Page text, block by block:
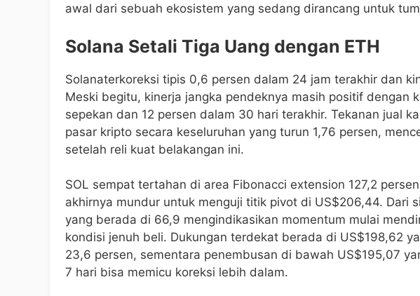
awal dari sebuah ekosistem yang sedang dirancang untuk
Solana Setali Tiga Uang dengan ETH
Solanaterkoreksi tipis 0,6 persen dalam 24 jam terakhir dan
Meski begitu, kinerja jangka pendeknya masih positif dengan
sepekan dan 12 persen dalam 30 hari terakhir. Tekanan jual
pasar kripto secara keseluruhan yang turun 1,76 persen,
setelah reli kuat belakangan ini.
SOL sempat tertahan di area Fibonacci extension 127,2
akhirnya mundur untuk menguji titik pivot di US$206,44. Dari
yang berada di 66,9 mengindikasikan momentum mulai
kondisi jenuh beli. Dukungan terdekat berada di US$198,62
23,6 persen, sementara penembusan di bawah US$195,07
7 hari bisa memicu koreksi lebih dalam.